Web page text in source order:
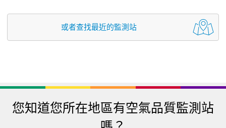
或者查找最近的監測站
您知道您所在地區有空氣品質監測站